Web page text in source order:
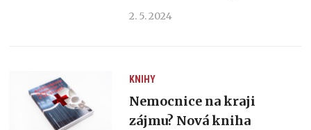
2. 5. 2024
KNIHY
Nemocnice na kraji
zájmu? Nová kniha